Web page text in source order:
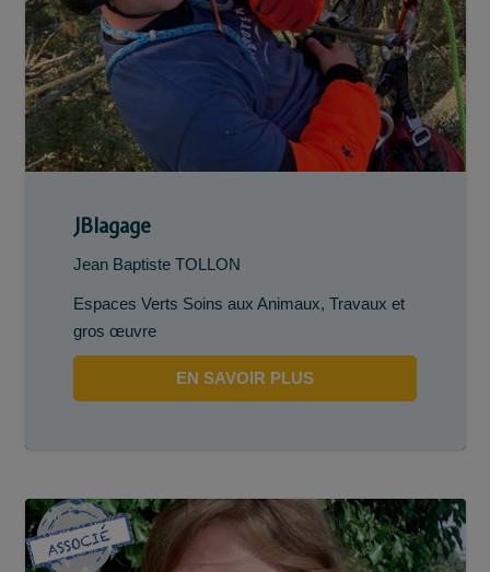
JBlagage
Jean Baptiste TOLLON
Espaces Verts Soins aux Animaux, Travaux et
gros œuvre
EN SAVOIR PLUS